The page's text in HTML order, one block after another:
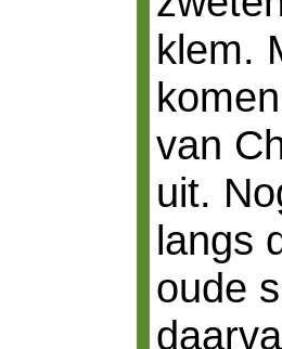
klem.
van
uit.
langs
oude